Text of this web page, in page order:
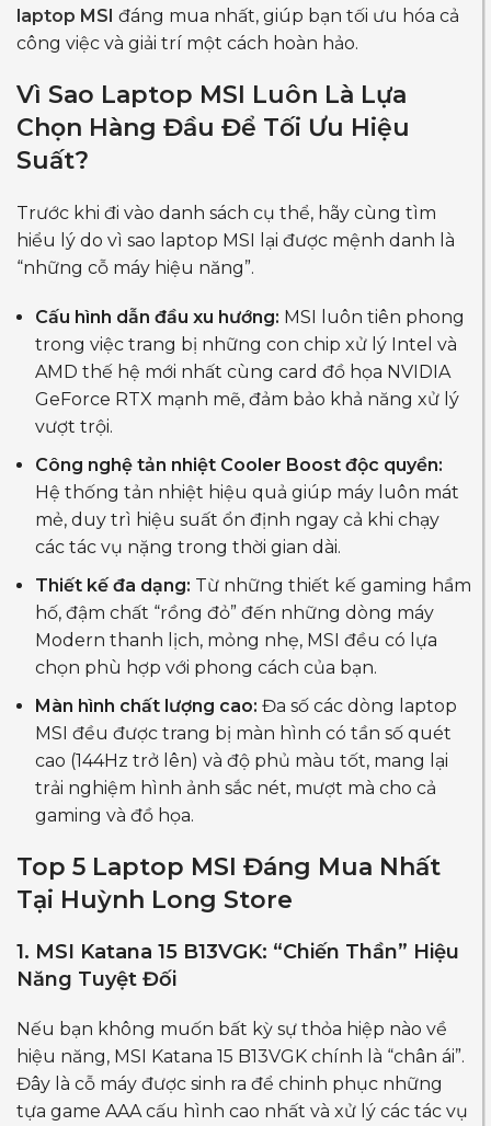
laptop MSI đáng mua nhất, giúp bạn tối ưu hóa cả
công việc và giải trí một cách hoàn hảo.
Vì Sao Laptop MSI Luôn Là Lựa
Chọn Hàng Đầu Để Tối Ưu Hiệu
Suất?
Trước khi đi vào danh sách cụ thể, hãy cùng tìm
hiểu lý do vì sao laptop MSI lại được mệnh danh là
“những cỗ máy hiệu năng”.
Cấu hình dẫn đầu xu hướng: MSI luôn tiên phong
trong việc trang bị những con chip xử lý Intel và
AMD thế hệ mới nhất cùng card đồ họa NVIDIA
GeForce RTX mạnh mẽ, đảm bảo khả năng xử lý
vượt trội.
Công nghệ tản nhiệt Cooler Boost độc quyền:
Hệ thống tản nhiệt hiệu quả giúp máy luôn mát
mẻ, duy trì hiệu suất ổn định ngay cả khi chạy
các tác vụ nặng trong thời gian dài.
Thiết kế đa dạng: Từ những thiết kế gaming hầm
hố, đậm chất “rồng đỏ” đến những dòng máy
Modern thanh lịch, mỏng nhẹ, MSI đều có lựa
chọn phù hợp với phong cách của bạn.
Màn hình chất lượng cao: Đa số các dòng laptop
MSI đều được trang bị màn hình có tần số quét
cao (144Hz trở lên) và độ phủ màu tốt, mang lại
trải nghiệm hình ảnh sắc nét, mượt mà cho cả
gaming và đồ họa.
Top 5 Laptop MSI Đáng Mua Nhất
Tại Huỳnh Long Store
1. MSI Katana 15 B13VGK: “Chiến Thần” Hiệu
Năng Tuyệt Đối
Nếu bạn không muốn bất kỳ sự thỏa hiệp nào về
hiệu năng, MSI Katana 15 B13VGK chính là “chân ái”.
Đây là cỗ máy được sinh ra để chinh phục những
tựa game AAA cấu hình cao nhất và xử lý các tác vụ